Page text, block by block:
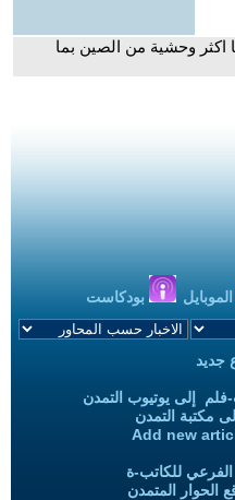
اكثر وحشية من الصين بما
الموبايل بودكاست
جديد
فلم إلى يوتيوب التمدن
مكتبة التمدن
Add new
الفرعي للكاتب-ة
الحوار المتمدن